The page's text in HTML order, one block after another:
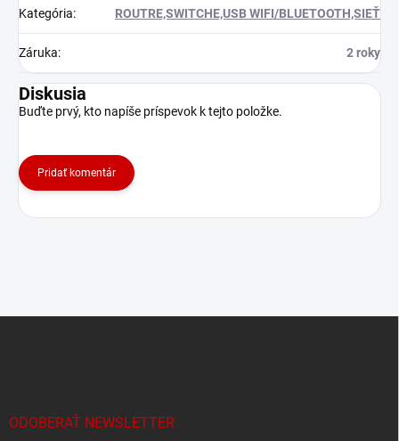
Kategória: ROUTRE,SWITCHE,USB WIFI/BLUETOOTH,SIEŤ
Záruka: 2 roky
Diskusia
Buďte prvý, kto napíše príspevok k tejto položke.
Pridať komentár
ODOBERAŤ NEWSLETTER